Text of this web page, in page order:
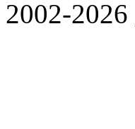
2002-2026